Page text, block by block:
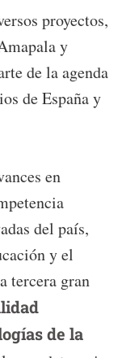
proyectos,
y
de la agenda
de España y
en
del país,
y el
tercera gran
de la